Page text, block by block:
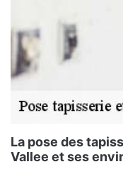
La pose des
Vallee et ses